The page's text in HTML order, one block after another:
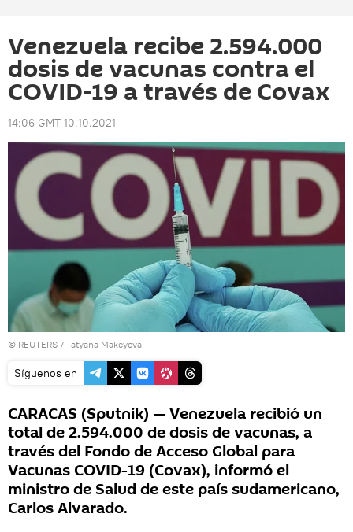
Venezuela recibe 2.594.000
dosis de vacunas contra el
COVID-19 a través de Covax
14:06 GMT 10.10.2021
© REUTERS / Tatyana Makeyeva
Síguenos en
CARACAS (Sputnik) — Venezuela recibió un
total de 2.594.000 de dosis de vacunas, a
través del Fondo de Acceso Global para
Vacunas COVID-19 (Covax), informó el
ministro de Salud de este país sudamericano,
Carlos Alvarado.